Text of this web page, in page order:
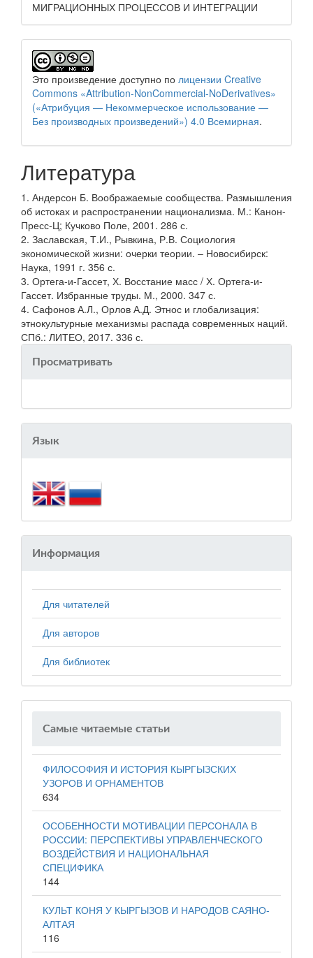
МИГРАЦИОННЫХ ПРОЦЕССОВ И ИНТЕГРАЦИИ
Это произведение доступно по лицензии Creative
Commons «Attribution-NonCommercial-NoDerivatives»
(«Атрибуция — Некоммерческое использование —
Без производных произведений») 4.0 Всемирная.
Литература
1. Андерсон Б. Воображаемые сообщества. Размышления
об истоках и распространении национализма. М.: Канон-
Пресс-Ц; Кучково Поле, 2001. 286 с.
2. Заславская, Т.И., Рывкина, Р.В. Социология
экономической жизни: очерки теории. – Новосибирск:
Наука, 1991 г. 356 с.
3. Ортега-и-Гассет, Х. Восстание масс / Х. Ортега-и-
Гассет. Избранные труды. М., 2000. 347 с.
4. Сафонов А.Л., Орлов А.Д. Этнос и глобализация:
этнокультурные механизмы распада современных наций.
СПб.: ЛИТЕО, 2017. 336 с.
Просматривать
Язык
Информация
Для читателей
Для авторов
Для библиотек
Самые читаемые статьи
ФИЛОСОФИЯ И ИСТОРИЯ КЫРГЫЗСКИХ
УЗОРОВ И ОРНАМЕНТОВ
634
ОСОБЕННОСТИ МОТИВАЦИИ ПЕРСОНАЛА В
РОССИИ: ПЕРСПЕКТИВЫ УПРАВЛЕНЧЕСКОГО
ВОЗДЕЙСТВИЯ И НАЦИОНАЛЬНАЯ
СПЕЦИФИКА
144
КУЛЬТ КОНЯ У КЫРГЫЗОВ И НАРОДОВ САЯНО-
АЛТАЯ
116